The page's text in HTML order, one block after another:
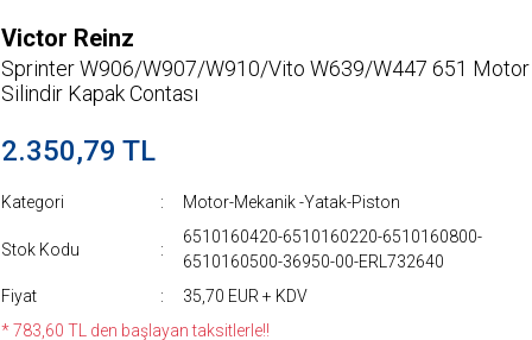
Victor Reinz
Sprinter W906/W907/W910/Vito W639/W447 651 Motor
Silindir Kapak Contası
2.350,79 TL
Kategori Motor-Mekanik -Yatak-Piston
Stok Kodu
6510160420-6510160220-6510160800-
6510160500-36950-00-ERL732640
Fiyat
35,70 EUR + KDV
* 783,60 TL den başlayan taksitlerle!!